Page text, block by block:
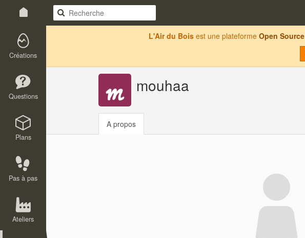
Créations
Questions
Plans
Pas à pas
Ateliers
L'Air du Bois est une plateforme Open Source
mouhaa
A propos